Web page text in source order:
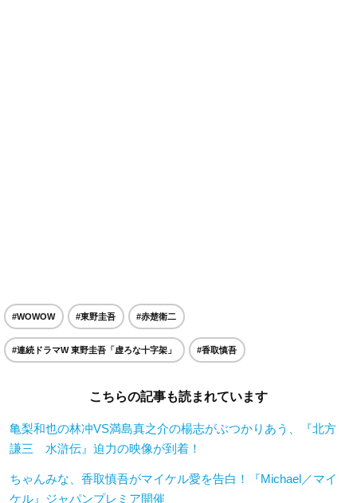
#WOWOW #東野圭吾 #赤楚衛二
#連続ドラマW 東野圭吾「虚ろな十字架」 #香取慎吾
こちらの記事も読まれています
亀梨和也の林冲VS満島真之介の楊志がぶつかりあう、『北方
謙三 水滸伝』迫力の映像が到着！
ちゃんみな、香取慎吾がマイケル愛を告白！『Michael／マイ
ケル』ジャパンプレミア開催